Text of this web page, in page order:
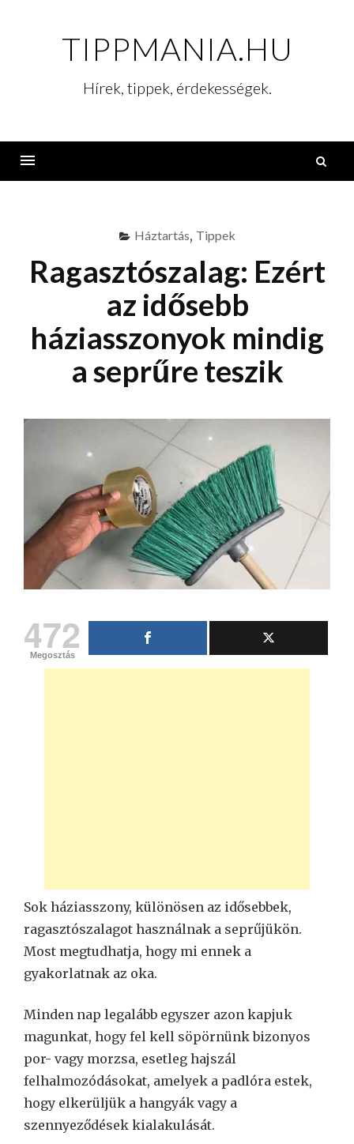
TIPPMANIA.HU
Hírek, tippek, érdekességek.
Háztartás, Tippek
Ragasztószalag: Ezért
az idősebb
háziasszonyok mindig
a seprűre teszik
472
Megosztás
Sok háziasszony, különösen az idősebbek,
ragasztószalagot használnak a seprűjükön.
Most megtudhatja, hogy mi ennek a
gyakorlatnak az oka.
Minden nap legalább egyszer azon kapjuk
magunkat, hogy fel kell söpörnünk bizonyos
por- vagy morzsa, esetleg hajszál
felhalmozódásokat, amelyek a padlóra estek,
hogy elkerüljük a hangyák vagy a
szennyeződések kialakulását.